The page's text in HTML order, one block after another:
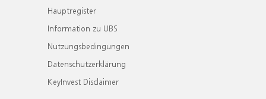
Hauptregister
Information zu UBS
Nutzungsbedingungen
Datenschutzerklärung
KeyInvest Disclaimer